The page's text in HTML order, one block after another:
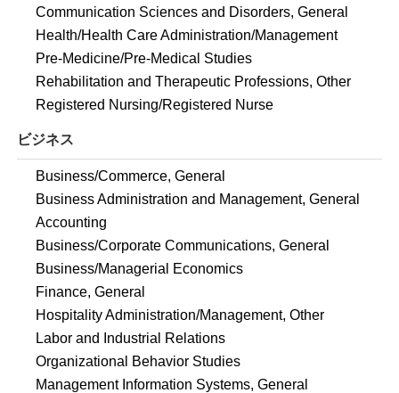
Communication Sciences and Disorders, General
Health/Health Care Administration/Management
Pre-Medicine/Pre-Medical Studies
Rehabilitation and Therapeutic Professions, Other
Registered Nursing/Registered Nurse
ビジネス
Business/Commerce, General
Business Administration and Management, General
Accounting
Business/Corporate Communications, General
Business/Managerial Economics
Finance, General
Hospitality Administration/Management, Other
Labor and Industrial Relations
Organizational Behavior Studies
Management Information Systems, General